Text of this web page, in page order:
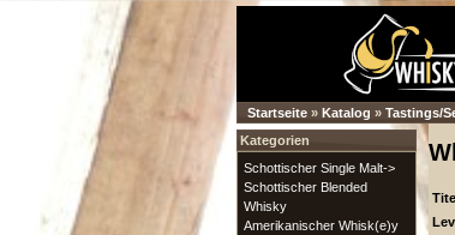
Startseite » Katalog » Tastings/
Kategorien
Schottischer Single Malt->
Schottischer Blended
Whisky
Amerikanischer Whisk(e)y